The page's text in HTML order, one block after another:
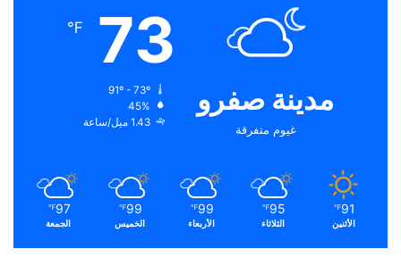
مدينة صفرو
غيوم متفرقة
73
℉
45%
1.43 ميل/ساعة
91
℉
الأثنين
95
℉
الثلاثاء
99
℉
الأربعاء
99
℉
الخميس
97
℉
الجمعة